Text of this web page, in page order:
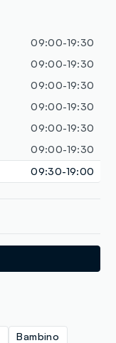
09:00-19:30
09:00-19:30
09:00-19:30
09:00-19:30
09:00-19:30
09:00-19:30
09:30-19:00
Bambino